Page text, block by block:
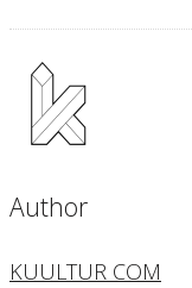
Author
KUULTUR COM